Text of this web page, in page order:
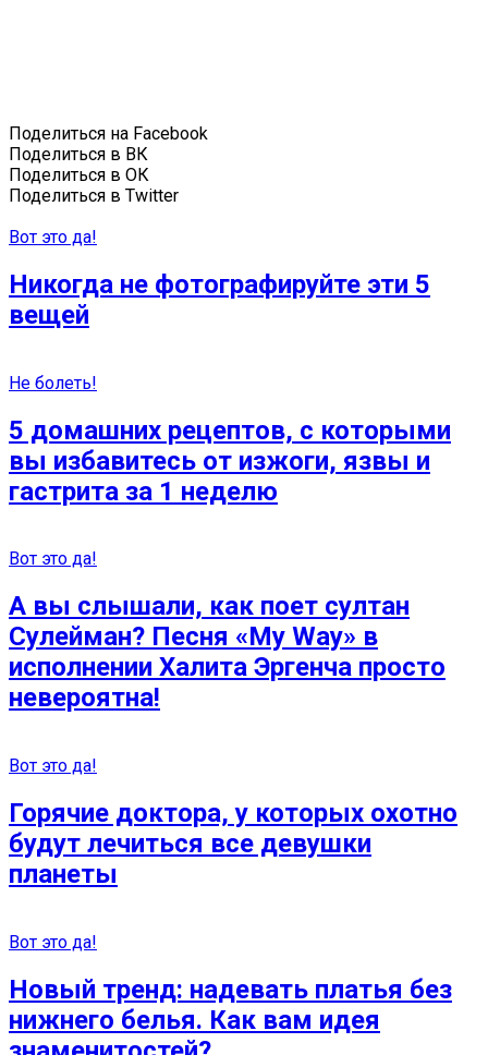
Поделиться на Facebook
Поделиться в ВК
Поделиться в ОК
Поделиться в Twitter
Вот это да!
Никогда не фотографируйте эти 5
вещей
Не болеть!
5 домашних рецептов, с которыми
вы избавитесь от изжоги, язвы и
гастрита за 1 неделю
Вот это да!
А вы слышали, как поет султан
Сулейман? Песня «My Way» в
исполнении Халита Эргенча просто
невероятна!
Вот это да!
Горячие доктора, у которых охотно
будут лечиться все девушки
планеты
Вот это да!
Новый тренд: надевать платья без
нижнего белья. Как вам идея